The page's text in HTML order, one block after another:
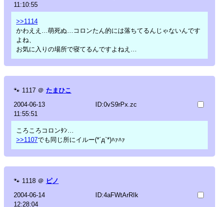
11:10:55
>>1114
かわええ…萌死ぬ…コロンたん的には落ちてるんじゃないんです
よね、
お気に入りの場所で寝てるんですよねえ…
🐾 1117 ＠ たまひこ
2004-06-13
11:55:51
ID:0vS9rPx.zc
ころころコロンﾀﾝ…
>>1107でも同じ所にイルー(*´д`*)ﾊｧﾊｧ
🐾 1118 ＠ ピノ
2004-06-14
12:28:04
ID:4aFWtArRIk